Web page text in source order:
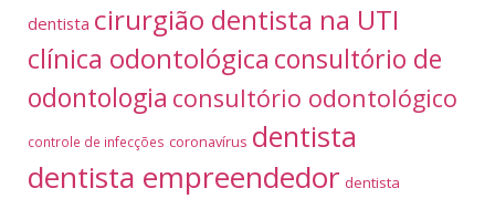
dentista cirurgião dentista na UTI
clínica odontológica consultório de
odontologia consultório odontológico
controle de infecções coronavírus dentista
dentista empreendedor dentista